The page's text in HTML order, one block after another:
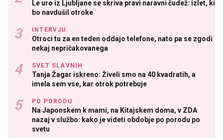
Le uro iz Ljubljane se skriva pravi naravni čudež: izlet, ki
bo navdušil otroke
INTERVJU
Otroci tu za en teden oddajo telefone, nato pa se zgodi
nekaj nepričakovanega
SVET SLAVNIH
Tanja Žagar iskreno: Živeli smo na 40 kvadratih, a
imela sem vse, kar otrok potrebuje
PO PORODU
Na Japonskem k mami, na Kitajskem doma, v ZDA
nazaj v službo: kako je videti obdobje po porodu po
svetu